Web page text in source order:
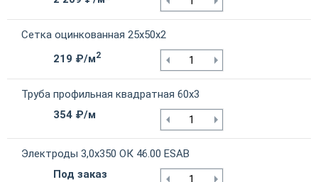
Сетка оцинкованная 25х50х2
219 ₽/м2
Труба профильная квадратная 60х3
354 ₽/м
Электроды 3,0х350 ОК 46.00 ESAB
Под заказ